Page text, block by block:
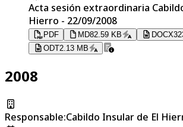
Acta sesión extraordinaria
Hierro - 22/09/2008
PDF MD82.59 KB DOCX
ODT2.13 MB
2008
Responsable:Cabildo Insular de El